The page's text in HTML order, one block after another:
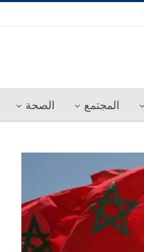
المجتمع الصحة